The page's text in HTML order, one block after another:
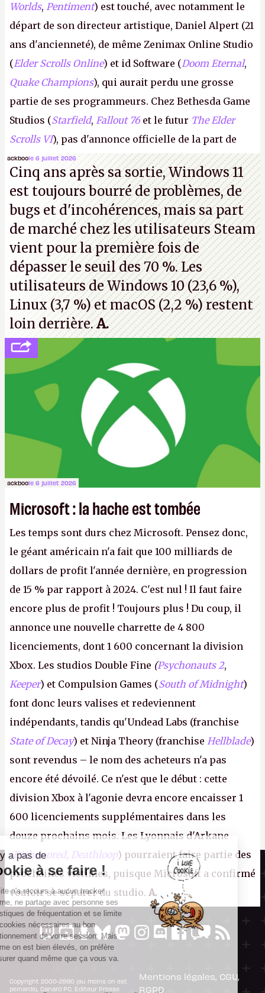
Worlds, Pentiment) est touché, avec notamment le
départ de son directeur artistique, Daniel Alpert (21
ans d'ancienneté), de même Zenimax Online Studio
(Elder Scrolls Online) et id Software (Doom Eternal,
Quake Champions), qui aurait perdu une grosse
partie de ses programmeurs. Chez Bethesda Game
Studios (Starfield, Fallout 76 et le futur The Elder
Scrolls VI), pas d'annonce officielle de la part de
Microsoft, mais le syndicat des employés confirme
de nombreux licenciements.A.
ackboole 6 juillet 2026
Cinq ans après sa sortie, Windows 11
est toujours bourré de problèmes, de
bugs et d'incohérences, mais sa part
de marché chez les utilisateurs Steam
vient pour la première fois de
dépasser le seuil des 70 %. Les
utilisateurs de Windows 10 (23,6 %),
Linux (3,7 %) et macOS (2,2 %) restent
loin derrière.A.
ackboole 6 juillet 2026
Microsoft : la hache est tombée
Les temps sont durs chez Microsoft. Pensez donc,
le géant américain n'a fait que 100 milliards de
dollars de profit l'année dernière, en progression
de 15 % par rapport à 2024. C'est nul ! Il faut faire
encore plus de profit ! Toujours plus ! Du coup, il
annonce une nouvelle charrette de 4 800
licenciements, dont 1 600 concernant la division
Xbox. Les studios Double Fine (Psychonauts 2,
Keeper) et Compulsion Games (South of Midnight)
font donc leurs valises et redeviennent
indépendants, tandis qu'Undead Labs (franchise
State of Decay) et Ninja Theory (franchise Hellblade)
sont revendus – le nom des acheteurs n'a pas
encore été dévoilé. Ce n'est que le début : cette
division Xbox à l'agonie devra encore encaisser 1
600 licenciements supplémentaires dans les
douze prochains mois. Les Lyonnais d'Arkane
(Dishonored, Deathloop) pourraient faire partie des
prochaines victimes, puisque Microsoft a confirmé
vouloir se séparer du studio. A.
Canard PC
Kiosque numérique
Boutique
Copyright 2000-2980 (au moins on est
peinards), Canard PC. Editeur Presse
Mentions légales, CGU,
RGPD
Il n'y a pas de
Cookie à se faire !
Ce site n'a recours à aucun tracker
externe, ne partage avec personne ses
statistiques de fréquentation et se limite
aux cookies nécessaires au bon
fonctionnement de votre session. Mais
comme on est bien élevés, on préfère
s'assurer quand même que ça vous va.